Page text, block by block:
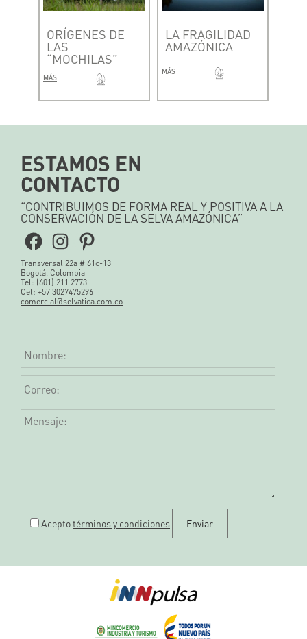
ORÍGENES DE
LAS
“MOCHILAS”
MÁS
LA FRAGILIDAD
AMAZÓNICA
MÁS
ESTAMOS EN
CONTACTO
“CONTRIBUIMOS DE FORMA REAL Y POSITIVA A LA
CONSERVACIÓN DE LA SELVA AMAZÓNICA”
Facebook
Instagram
Pinterest
Transversal 22a # 61c-13
Bogotá, Colombia
Tel: (601) 211 2773
Cel: +57 3027475296
comercial@selvatica.com.co
Aceptotérminos y condiciones